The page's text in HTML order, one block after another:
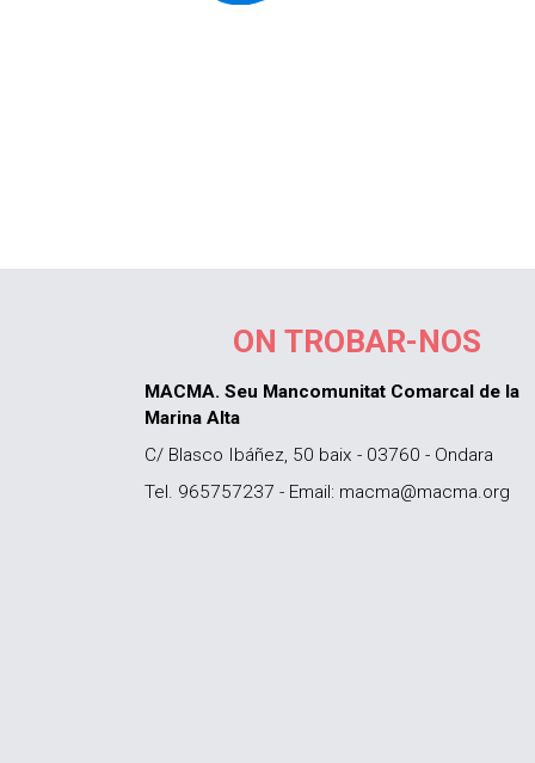
ON TROBAR-NOS
MACMA. Seu Mancomunitat Comarcal de la
Marina Alta
C/ Blasco Ibáñez, 50 baix - 03760 - Ondara
Tel. 965757237 - Email: macma@macma.org